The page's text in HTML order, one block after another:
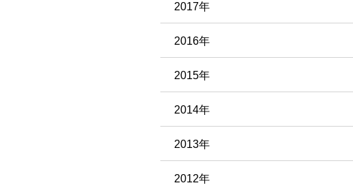
2017年
2016年
2015年
2014年
2013年
2012年